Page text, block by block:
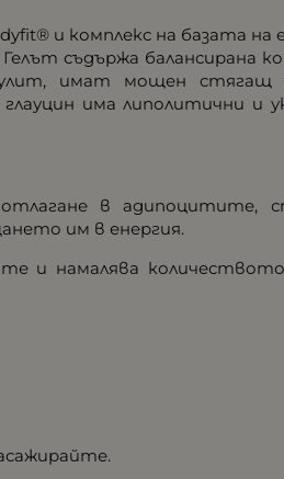
и комплекс на базата
съдържа балансирана
имат мощен
има липолитични и
в адипоцитите,
им в енергия.
и намалява